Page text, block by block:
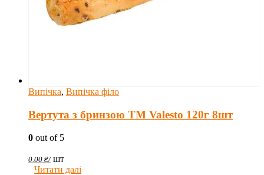
Випічка, Випічка філо
Вертута з бринзою TM Valesto 120г 8шт
0 out of 5
0.00 ₴/ шт
Читати далі